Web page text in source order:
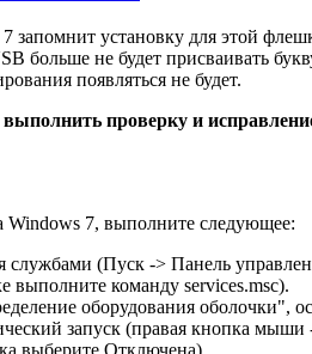
запомнит установку для этой
больше не будет присваивать
появляться не будет.
проверку и
Windows 7, выполните следующее:
службами (Пуск -> Панель
команду services.msc).
оборудования оболочки",
запуск (правая кнопка мыши
выберите Отключена).